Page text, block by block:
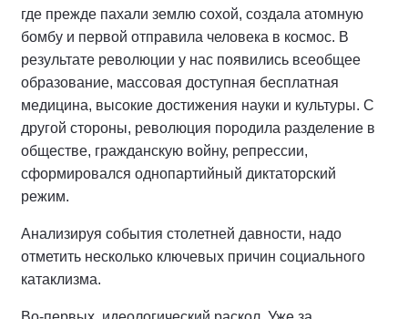
где прежде пахали землю сохой, создала атомную
бомбу и первой отправила человека в космос. В
результате революции у нас появились всеобщее
образование, массовая доступная бесплатная
медицина, высокие достижения науки и культуры. С
другой стороны, революция породила разделение в
обществе, гражданскую войну, репрессии,
сформировался однопартийный диктаторский
режим.
Анализируя события столетней давности, надо
отметить несколько ключевых причин социального
катаклизма.